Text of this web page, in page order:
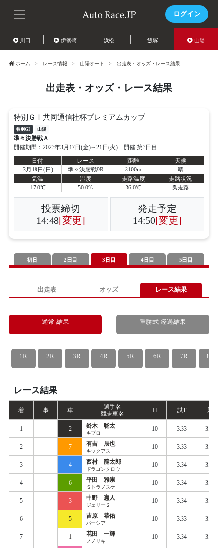
ログイン
川口 伊勢崎 浜松 飯塚 山陽
ホーム レース情報 山陽オート 出走表・オッズ・レース結果
出走表・オッズ・レース結果
特別ＧⅠ共同通信社杯プレミアムカップ
特別GI 山陽
準々決勝戦Ａ
開催期間：2023年3月17日(金)～21日(火) 開催 第3日目
日付
レース 距離
天候
3月19日(日)
準々決勝戦9R 3100m
晴
気温
湿度 走路温度
走路状況
17.0℃
50.0% 36.0℃ 良走路
投票締切
14:48[変更]
発走予定
14:50[変更]
初日 2日目 3日目 4日目 5日目
出走表 オッズ レース結果
通常-結果 重勝式-経過結果
1R 2R 3R 4R 5R 6R 7R 8R
レース結果
着 事 車
選手名
競走車名
H 試T 競
1 2 鈴木 聡太
キブロ
10 3.33 3.405
2 7 有吉 辰也
キックアス
10 3.33 3.405
3 4 西村 龍太郎
ドラゴンタロウ
10 3.34 3.405
4 6 平田 雅崇
Ｓトラノスケ
10 3.34 3.412
5 3 中野 憲人
ジェリー２
10 3.34 3.418
6 5 吉原 恭佑
バーシア
10 3.33 3.434
7 1 花田 一輝
ノノリキ
10 3.34 3.434